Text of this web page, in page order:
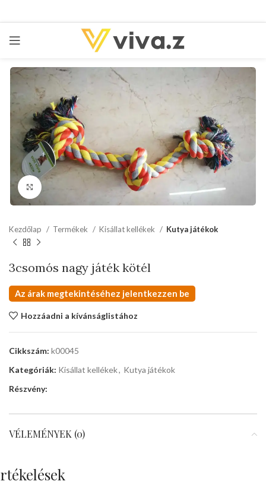
kattints a kinagyításhoz
Kezdőlap Termékek Kisállat kellékek Kutya játékok
3csomós nagy játék kötél
Az árak megtekintéséhez jelentkezzen be
Hozzáadni a kívánságlistához
Cikkszám: k00045
Kategóriák: Kisállat kellékek, Kutya játékok
Részvény:
VÉLEMÉNYEK (0)